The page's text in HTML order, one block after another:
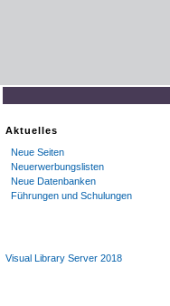
Aktuelles
Neue Seiten
Neuerwerbungslisten
Neue Datenbanken
Führungen und Schulungen
Visual Library Server 2018